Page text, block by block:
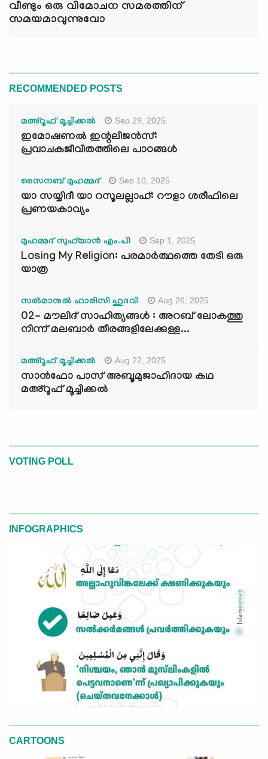
വീണ്ടും ഒരു വിമോചന സമരത്തിന്
സമയമാവുന്നുവോ
RECOMMENDED POSTS
മഅ്റൂഫ് മൂച്ചിക്കല്‍ Sep 29, 2025
ഇമോഷണൽ ഇന്റലിജൻസ്:
പ്രവാചകജീവിതത്തിലെ പാഠങ്ങൾ
സൈനബ് മുഹമ്മദ് Sep 10, 2025
യാ സയ്യിദീ യാ റസൂലല്ലാഹ്: റൗളാ ശരീഫിലെ
പ്രണയകാവ്യം
മുഹമ്മദ് സുഫ്‌യാൻ എം.പി Sep 1, 2025
Losing My Religion: പരമാർത്ഥത്തെ തേടി ഒരു
യാത്ര
സൽമാനുൽ ഫാരിസി ഹുദവി Aug 26, 2025
02- മൗലിദ് സാഹിത്യങ്ങൾ : അറബ് ലോകത്തു
നിന്ന് മലബാർ തീരങ്ങളിലേക്കുള്ള...
മഅ്റൂഫ് മൂച്ചിക്കല്‍ Aug 22, 2025
സാൻഫോ പാസ് അബൂമുജാഹിദായ കഥ
മഅ്റൂഫ് മൂച്ചിക്കല്‍
VOTING POLL
INFOGRAPHICS
CARTOONS